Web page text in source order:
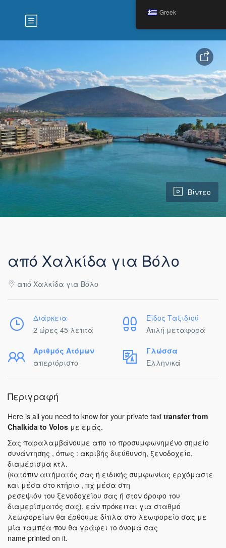
Βίντεο
από Χαλκίδα για Βόλο
από Χαλκίδα για Βόλο
Διάρκεια
2 ώρες 45 λεπτά
Είδος Ταξιδιού
Απλή μεταφορά
Αριθμός Ατόμων
απεριόριστο
Γλώσσα
Ελληνικά
Περιγραφή
Here is all you need to know for your private taxi transfer from
Chalkida to Volos με εμάς.
Σας παραλαμβάνουμε απο το προσυμφωνημένο σημείο
συνάντησης , όπως : ακριβής διεύθυνση, ξενοδοχείο,
διαμέρισμα κτλ.
(κατόπιν αιτήματός σας ή ειδικής συμφωνίας ερχόμαστε
και μέσα στο κτήριο , πχ μέσα στη
ρεσεψιόν του ξενοδοχείου σας ή στον όροφο του
διαμερίσματός σας), εάν πρόκειται για σταθμό
λεωφορείων θα έρθουμε δίπλα στο λεωφορείο σας με
μία ταμπέα που θα γράφει το όνομά σας
name printed on it.
Greek